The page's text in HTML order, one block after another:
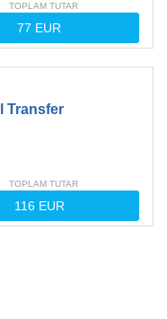
TOPLAM TUTAR
Transfer
TOPLAM TUTAR